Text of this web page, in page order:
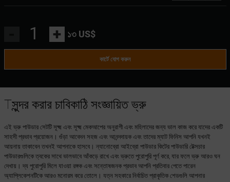
+ ১৩ US$
কার্টে যোগ করুন
Tসুন্দর করার চাবিকাঠি সংজ্ঞায়িত ভ্রু
এই ভ্রু পাউডার সেটটি সূক্ষ্ম এবং সূক্ষ্ম মেকআপের অনুরাগী এবং মহিলাদের জন্য ভাল কাজ করে যাদের একটি
সাহসী প্রভাব প্রয়োজন। গুঁড়া আবেদন সহজ এবং আনন্দদায়ক এবং তাদের ম্যাট ফিনিস আপনি যখনই
আয়নায় তাকাবেন তখনই আপনাকে হাসবে। ন্যানোব্রো আইব্রো পাউডার কিটের পাউডারি টেক্সচার
পাউডারগুলিকে ত্বকের সাথে ভালভাবে আঁকড়ে রাখে এবং ভ্রুতে পুরোপুরি পূর্ণ করে, যার ফলে ভ্রু আরও ঘন
দেখায়। দ্য পুরোপুরি মিলে যাওয়া রঙ্গক এবং সন্তোষজনক প্রভাব আপনি প্রতিবার পেতে পারেন
অ্যাপ্লিকেশনটিকে আরও মনোরম করে তোলে। যত্ন সহকারে নির্বাচিত প্রাকৃতিক শেডগুলি আপনার